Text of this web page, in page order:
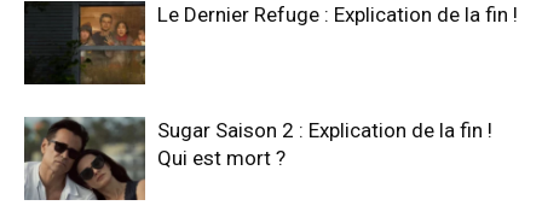
Le Dernier Refuge : Explication de la fin !
Sugar Saison 2 : Explication de la fin !
Qui est mort ?